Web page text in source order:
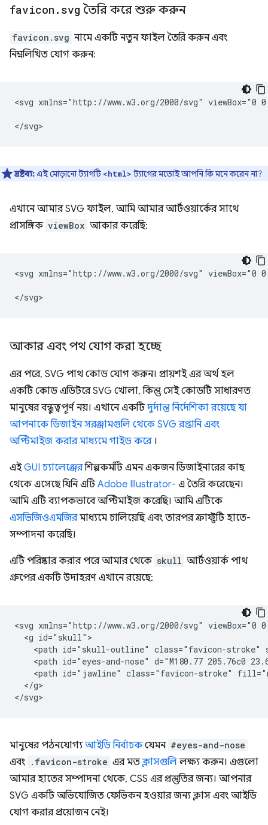
favicon . svg তৈরি করে শুরু করুন
favicon.svg নামে একটি নতুন ফাইল তৈরি করুন এবং
নিম্নলিখিত যোগ করুন:
<svg xmlns="http://www.w3.org/2000/svg" viewBox="0 0
দ্রষ্টব্য:এই মোড়ানো ট্যাগটি <html> ট্যাগের মতোই আপনি কি মনে করেন না?
এখানে আমার SVG ফাইল, আমি আমার আর্টওয়ার্কের সাথে
প্রাসঙ্গিক viewBox আকার করেছি:
<svg xmlns="http://www.w3.org/2000/svg" viewBox="0 0
আকার এবং পথ যোগ করা হচ্ছে
এর পরে, SVG পাথ কোড যোগ করুন। প্রায়শই এর অর্থ হল
একটি কোড এডিটরে SVG খোলা, কিন্তু সেই কোডটি সাধারণত
মানুষের বন্ধুত্বপূর্ণ নয়। এখানে একটিদুর্দান্ত নির্দেশিকা রয়েছে যা
আপনাকে ডিজাইন সরঞ্জামগুলি থেকে SVG রপ্তানি এবং
অপ্টিমাইজ করার মাধ্যমে গাইড করে।
এইGUI চ্যালেঞ্জেরশিল্পকর্মটি এমন একজন ডিজাইনারের কাছ
থেকে এসেছে যিনি এটিAdobe Illustrator- এ তৈরি করেছেন।
আমি এটি ব্যাপকভাবে অপ্টিমাইজ করেছি। আমি এটিকে
এসভিজিওএমজিরমাধ্যমে চালিয়েছি এবং তারপর ক্রাফ্টটি হাতে-
সম্পাদনা করেছি।
এটি পরিষ্কার করার পরে আমার থেকে skull আর্টওয়ার্ক পাথ
গ্রুপের একটি উদাহরণ এখানে রয়েছে:
<svg xmlns="http://www.w3.org/2000/svg" viewBox="0
  <g id="skull">
<path id="skull-outline" class="favicon-stroke"
<path id="eyes-and-nose" d="M180.77 205.76c0
<path id="jawline" class="favicon-stroke"
  </g>
মানুষের পঠনযোগ্য আইডি নির্বাচকযেমন #eyes-and-nose
এবং .favicon-stroke এর মতক্লাসগুলিলক্ষ্য করুন। এগুলো
আমার হাতের সম্পাদনা থেকে, CSS এর প্রস্তুতির জন্য। আপনার
SVG একটি অভিযোজিত ফেভিকন হওয়ার জন্য ক্লাস এবং আইডি
যোগ করার প্রয়োজন নেই।